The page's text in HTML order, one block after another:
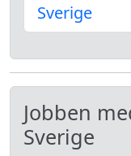
Sverige
Jobben
Sverige